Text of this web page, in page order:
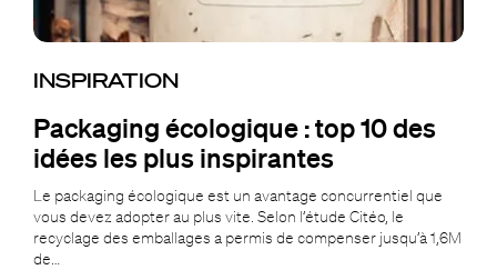
INSPIRATION
Packaging écologique : top 10 des
idées les plus inspirantes
Le packaging écologique est un avantage concurrentiel que
vous devez adopter au plus vite. Selon l’étude Citéo, le
recyclage des emballages a permis de compenser jusqu’à 1,6M
de…